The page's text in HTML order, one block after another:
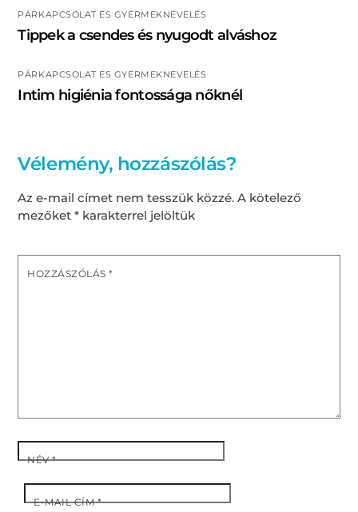
PÁRKAPCSOLAT ÉS GYERMEKNEVELÉS
Tippek a csendes és nyugodt alváshoz
PÁRKAPCSOLAT ÉS GYERMEKNEVELÉS
Intim higiénia fontossága nőknél
Vélemény, hozzászólás?
Az e-mail címet nem tesszük közzé. A kötelező
mezőket* karakterrel jelöltük
HOZZÁSZÓLÁS*
NÉV*
E-MAIL CÍM*